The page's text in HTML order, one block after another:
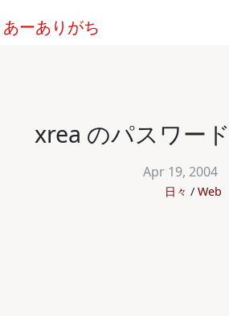
あーありがち
xrea のパスワー
Apr 19, 2004
日々 Web